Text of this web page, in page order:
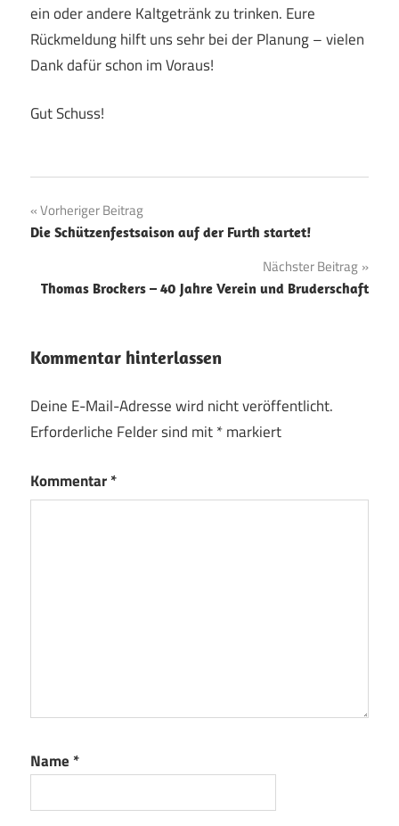
ein oder andere Kaltgetränk zu trinken. Eure
Rückmeldung hilft uns sehr bei der Planung – vielen
Dank dafür schon im Voraus!
Gut Schuss!
Beitragsnavigation
Vorheriger Beitrag
Die Schützenfestsaison auf der Furth startet!
Nächster Beitrag
Thomas Brockers – 40 Jahre Verein und Bruderschaft
Kommentar hinterlassen
Deine E-Mail-Adresse wird nicht veröffentlicht.
Erforderliche Felder sind mit*markiert
Kommentar*
Name *